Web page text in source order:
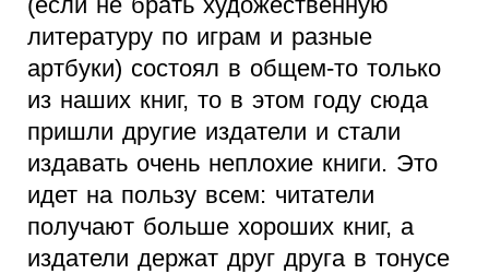
литературу по играм и разные
артбуки) состоял в общем-то только
из наших книг, то в этом году сюда
пришли другие издатели и стали
издавать очень неплохие книги. Это
идет на пользу всем: читатели
получают больше хороших книг, а
издатели держат друг друга в тонусе